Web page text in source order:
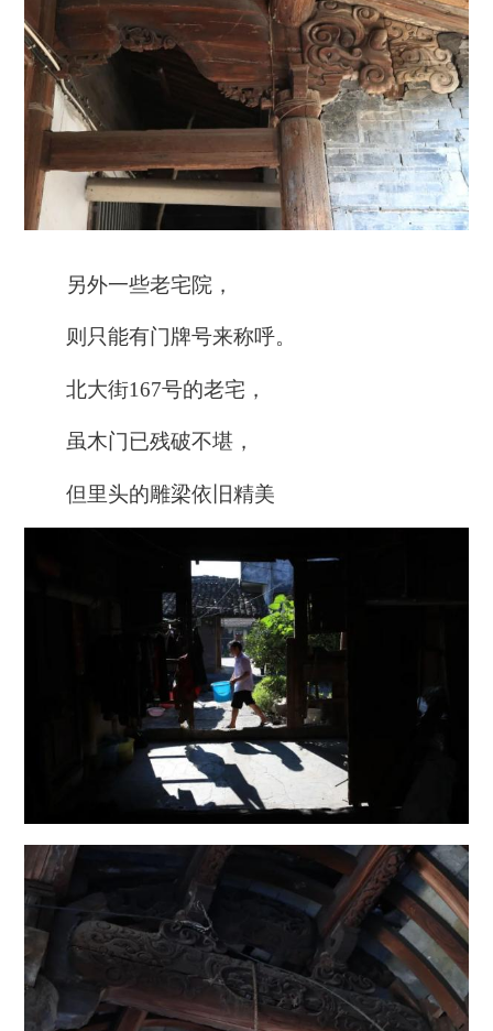
另外一些老宅院，
则只能有门牌号来称呼。
北大街167号的老宅，
虽木门已残破不堪，
但里头的雕梁依旧精美